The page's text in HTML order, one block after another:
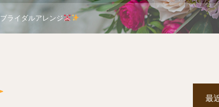
ブライダルアレンジ
最